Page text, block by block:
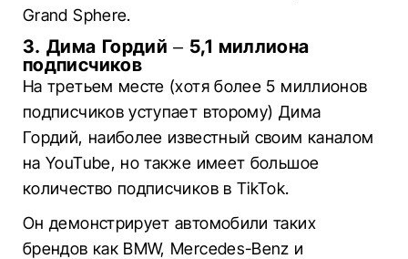
Grand Sphere.
3. Дима Гордий – 5,1 миллиона
подписчиков
На третьем месте (хотя более 5 миллионов
подписчиков уступает второму) Дима
Гордий, наиболее известный своим каналом
на YouTube, но также имеет большое
количество подписчиков в TikTok.
Он демонстрирует автомобили таких
брендов как BMW, Mercedes-Benz и